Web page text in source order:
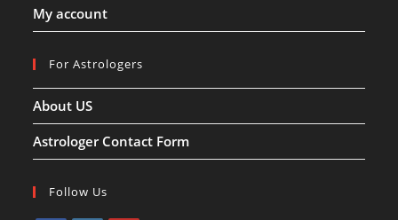
My account
For Astrologers
About US
Astrologer Contact Form
Follow Us